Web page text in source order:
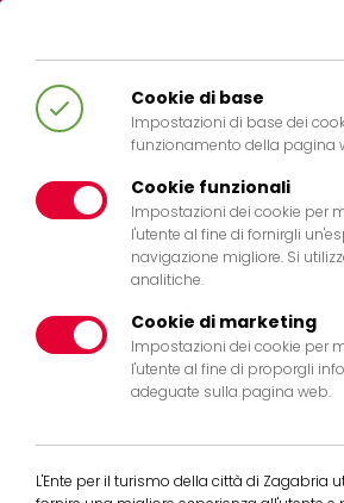
exist any more. Pleases
homepage.
Cookie di base
Impostazioni di base dei
funzionamento della pagina
Cookie funzionali
Impostazioni dei cookie per
l'utente al fine di fornirgli
navigazione migliore. Si
analitiche.
Cookie di marketing
Impostazioni dei cookie per
l'utente al fine di proporgli
adeguate sulla pagina web.
L'Ente per il turismo della città di Zagabria